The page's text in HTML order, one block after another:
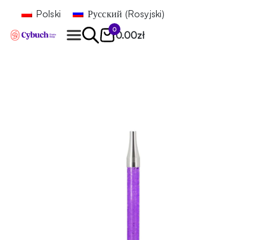
Polski Русский (Rosyjski)
0
0.00zł